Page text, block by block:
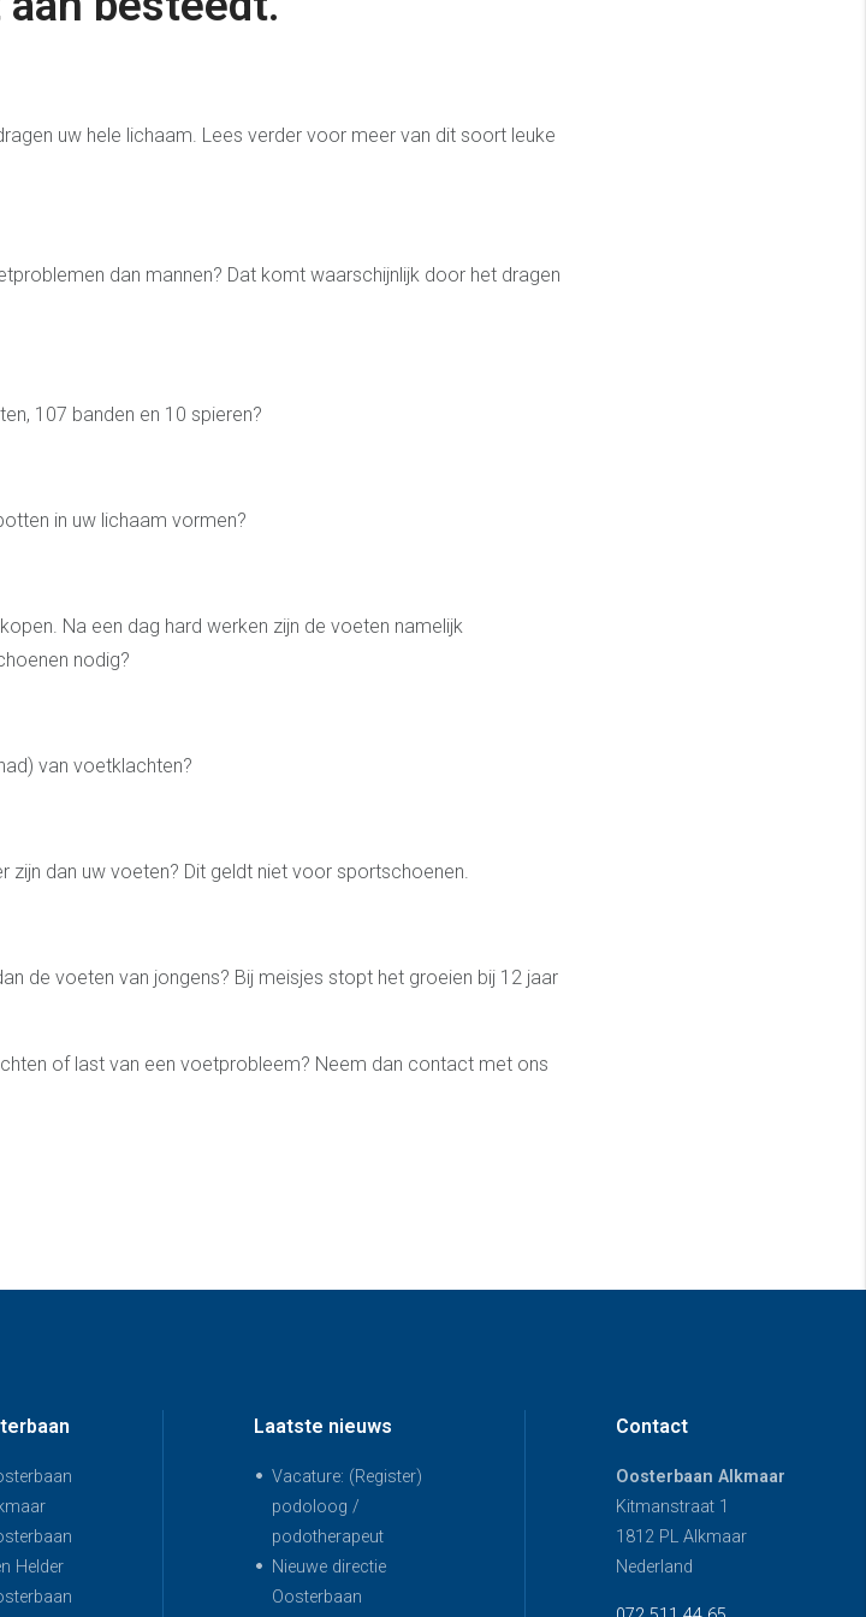
uw hele lichaam. Lees verder voor meer van dit soort leuke
dan mannen? Dat komt waarschijnlijk door het dragen
107 banden en 10 spieren?
in uw lichaam vormen?
Na een dag hard werken zijn de voeten namelijk
nodig?
van voetklachten?
dan uw voeten? Dit geldt niet voor sportschoenen.
de voeten van jongens? Bij meisjes stopt het groeien bij 12 jaar
of last van een voetprobleem? Neem dan contact met ons
Helder
Laatste nieuws
Vacature: (Register)
podoloog /
podotherapeut
Nieuwe directie
Oosterbaan
Contact
Oosterbaan Alkmaar
Kitmanstraat 1
1812 PL Alkmaar
Nederland